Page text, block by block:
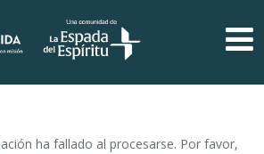
ha fallado al procesarse. Por favor,